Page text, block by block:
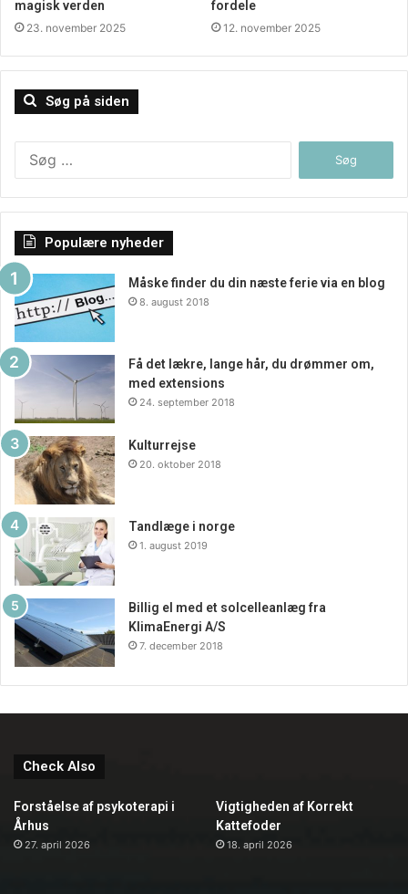
magisk verden
23. november 2025
fordele
12. november 2025
Søg på siden
Populære nyheder
Måske finder du din næste ferie via en blog
8. august 2018
Få det lækre, lange hår, du drømmer om,
med extensions
24. september 2018
Kulturrejse
20. oktober 2018
Tandlæge i norge
1. august 2019
Billig el med et solcelleanlæg fra
KlimaEnergi A/S
7. december 2018
Check Also
Forståelse af psykoterapi i
Århus
27. april 2026
Vigtigheden af Korrekt
Kattefoder
18. april 2026